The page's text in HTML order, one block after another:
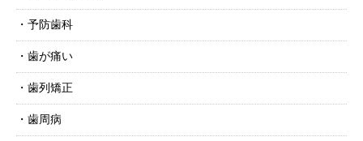
予防歯科
歯が痛い
歯列矯正
歯周病